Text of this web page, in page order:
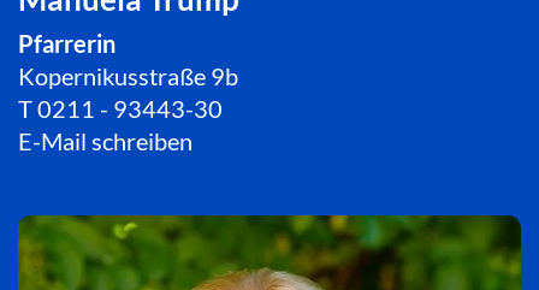
Pfarrerin
Kopernikusstraße 9b
T0211 - 93443-30
E-Mail schreiben